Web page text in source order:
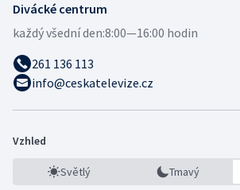
Divácké centrum
každý všední den:8:00—16:00 hodin
261 136 113
info@ceskatelevize.cz
Vzhled
Světlý Tmavý